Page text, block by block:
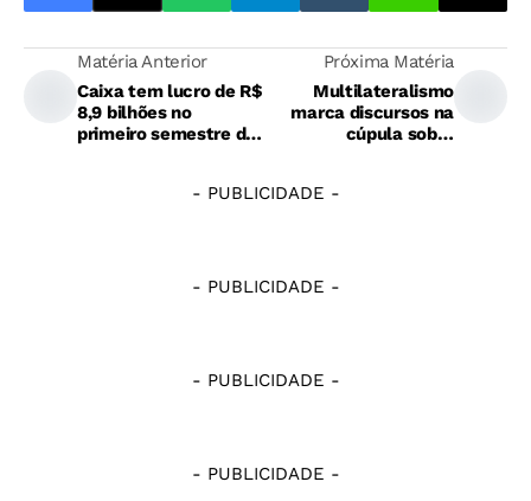
Matéria Anterior
Caixa tem lucro de R$
8,9 bilhões no
primeiro semestre de
Próxima Matéria
Multilateralismo
marca discursos na
cúpula sobre
- PUBLICIDADE -
- PUBLICIDADE -
- PUBLICIDADE -
- PUBLICIDADE -